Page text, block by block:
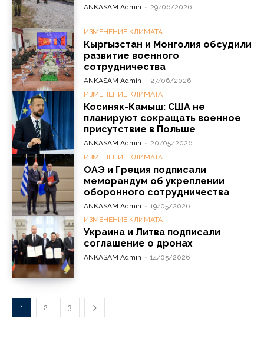
ANKASAM Admin - 29/06/2026
ИЗМЕНЕНИЕ КЛИМАТА
Кыргызстан и Монголия обсудили
развитие военного
сотрудничества
ANKASAM Admin - 27/06/2026
ИЗМЕНЕНИЕ КЛИМАТА
Косиняк-Камыш: США не
планируют сокращать военное
присутствие в Польше
ANKASAM Admin - 20/05/2026
ИЗМЕНЕНИЕ КЛИМАТА
ОАЭ и Греция подписали
меморандум об укреплении
оборонного сотрудничества
ANKASAM Admin - 19/05/2026
ИЗМЕНЕНИЕ КЛИМАТА
Украина и Литва подписали
соглашение о дронах
ANKASAM Admin - 14/05/2026
1 2 3